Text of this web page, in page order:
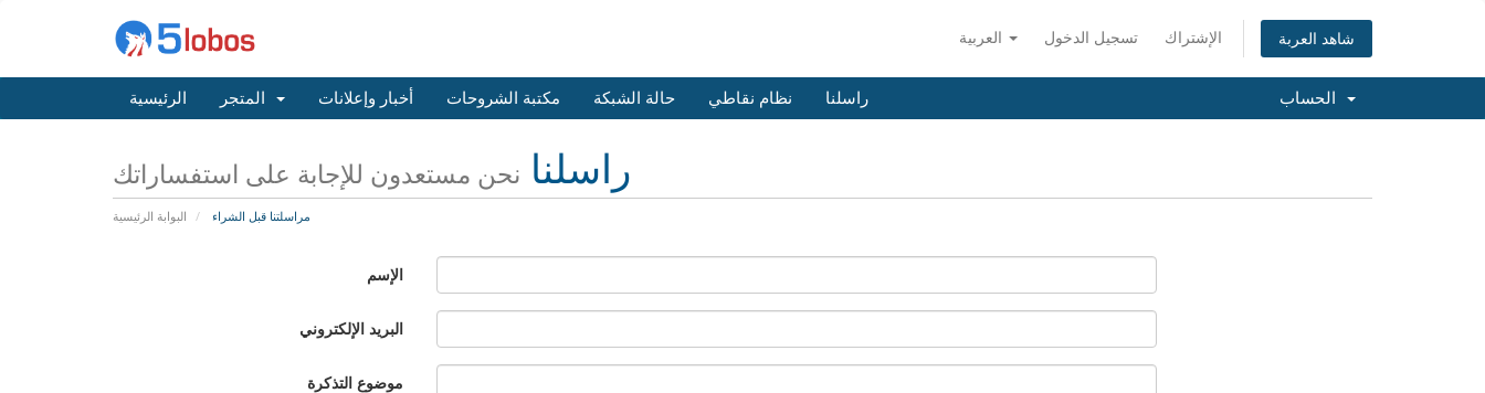
تسجيل الدخول الإشتراك شاهد العربة
الرئيسية أخبار وإعلانات مكتبة الشروحات حالة الشبكة نظام نقاطي راسلنا
راسلنا نحن مستعدون للإجابة على استفساراتك
البوابة الرئيسية مراسلتنا قبل الشراء
الإسم
البريد الإلكتروني
موضوع التذكرة